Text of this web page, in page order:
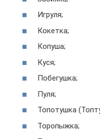
Игруля;
Кокетка;
Копуша;
Куся;
Побегушка;
Пуля;
Топотушка
Торопыжка;